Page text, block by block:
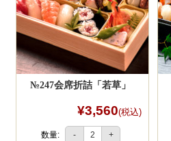
№247会席折詰「若草」
¥3,560(税込)
数量: - +